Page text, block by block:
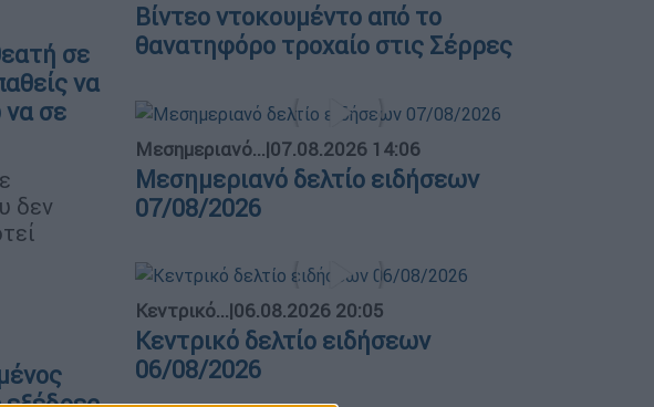
σε
να
να σε
δεν
Βίντεο ντοκουμέντο από το
θανατηφόρο τροχαίο στις Σέρρες
Μεσημεριανό...|07.08.2026 14:06
Μεσημεριανό δελτίο ειδήσεων
07/08/2026
Κεντρικό...|06.08.2026 20:05
Κεντρικό δελτίο ειδήσεων
06/08/2026